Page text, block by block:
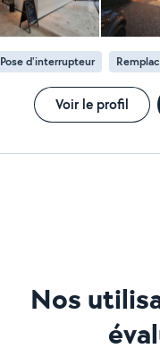
Pose d'interrupteur
Voir le profil
Nos